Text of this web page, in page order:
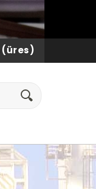
(üres)